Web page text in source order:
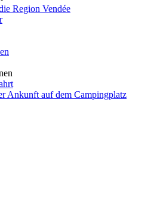
Region Vendée
Ankunft auf dem Campingplatz